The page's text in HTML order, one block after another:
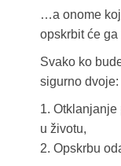
…a onome
opskrbit će ga
Svako ko
sigurno dvoje:
1. Otklanjanje
u životu,
2. Opskrbu